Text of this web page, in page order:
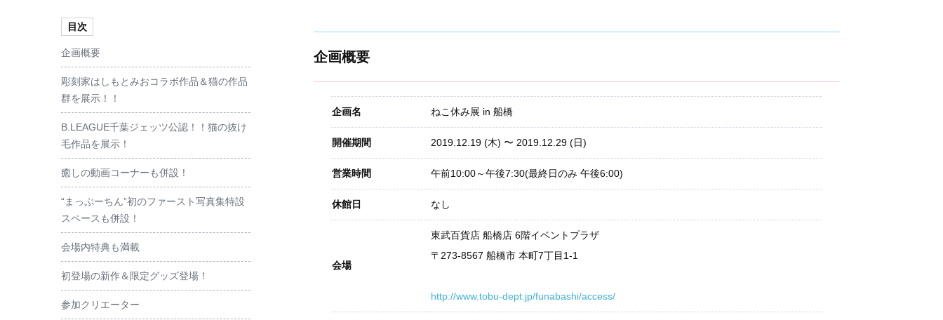
目次
企画概要
彫刻家はしもとみおコラボ作品＆猫の作品
群を展示！！
B.LEAGUE千葉ジェッツ公認！！猫の抜け
毛作品を展示！
癒しの動画コーナーも併設！
“まっぷーちん”初のファースト写真集特設
スペースも併設！
会場内特典も満載
初登場の新作＆限定グッズ登場！
参加クリエーター
企画概要
企画名 ねこ休み展 in 船橋
開催期間 2019.12.19 (木) 〜 2019.12.29 (日)
営業時間 午前10:00～午後7:30(最終日のみ 午後6:00)
休館日 なし
会場
東武百貨店 船橋店 6階イベントプラザ
〒 273-8567 船橋市 本町7丁目1-1
http://www.tobu-dept.jp/funabashi/access/